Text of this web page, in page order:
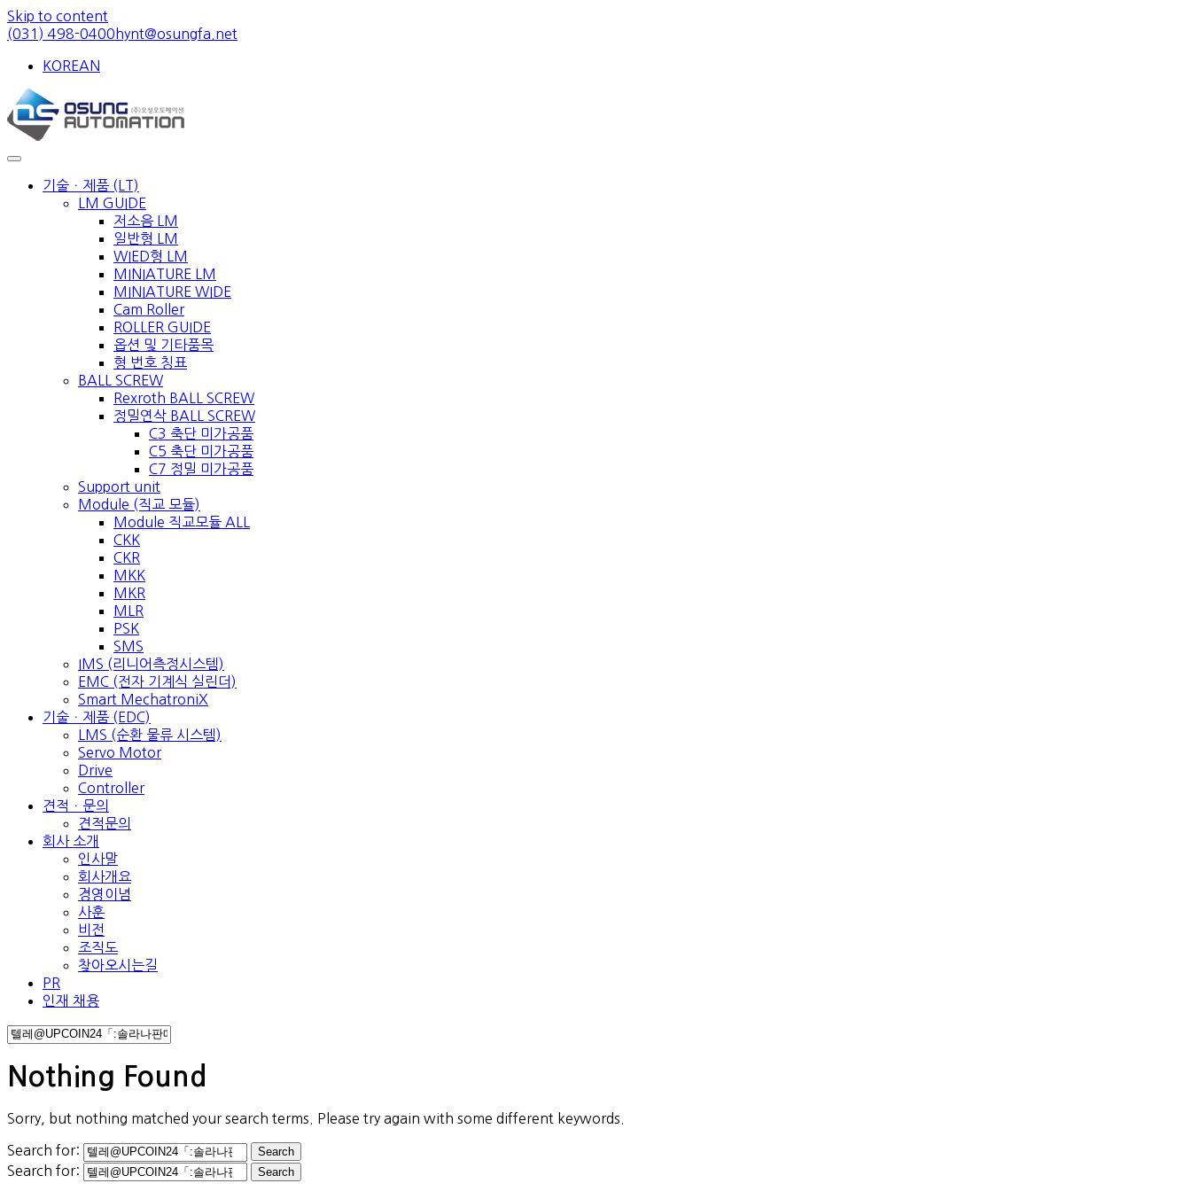
Skip to content
(031) 498-0400 hynt@osungfa.net
KOREAN
기술ㆍ제품 (LT)
LM GUIDE
저소음 LM
일반형 LM
WIED형 LM
MINIATURE LM
MINIATURE WIDE
Cam Roller
ROLLER GUIDE
옵션 및 기타품목
형 번호 칭표
BALL SCREW
Rexroth BALL SCREW
정밀연삭 BALL SCREW
C3 축단 미가공품
C5 축단 미가공품
C7 정밀 미가공품
Support unit
Module (직교 모듈)
Module 직교모듈 ALL
CKK
CKR
MKK
MKR
MLR
PSK
SMS
IMS (리니어측정시스템)
EMC (전자 기계식 실린더)
Smart MechatroniX
기술ㆍ제품 (EDC)
LMS (순환 물류 시스템)
Servo Motor
Drive
Controller
견적ㆍ문의
견적문의
회사 소개
인사말
회사개요
경영이념
사훈
비전
조직도
찾아오시는길
PR
인재 채용
Nothing Found
Sorry, but nothing matched your search terms. Please try again with some different keywords.
Search for:
Search for: